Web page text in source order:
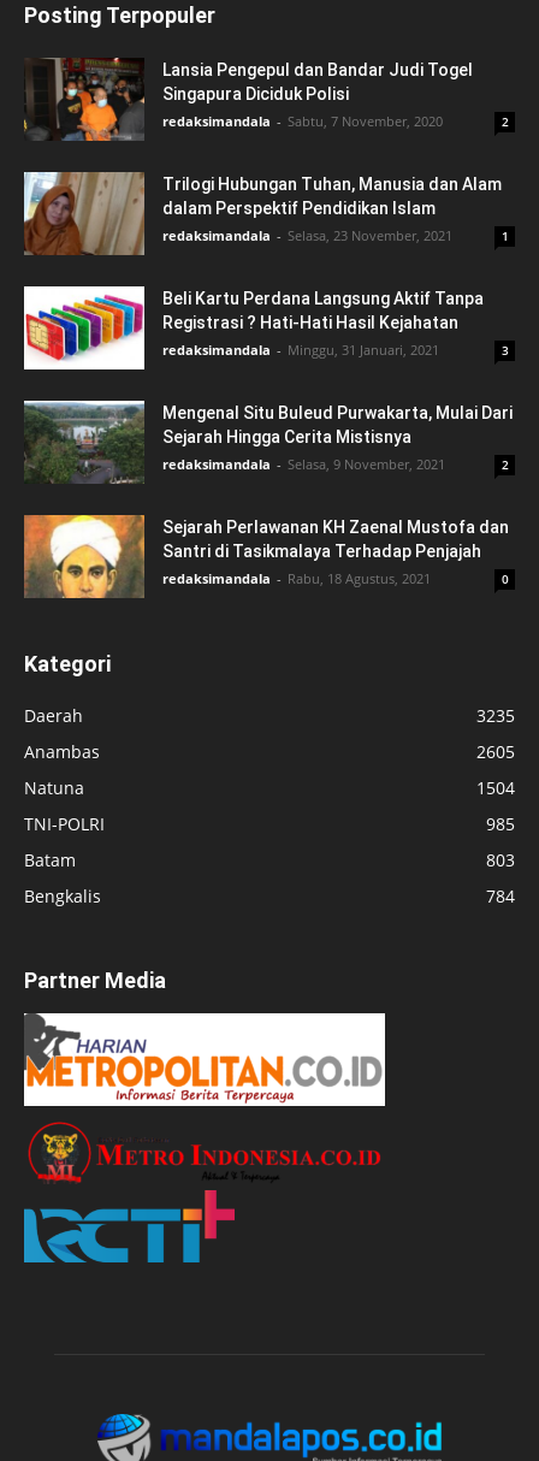
Posting Terpopuler
Lansia Pengepul dan Bandar Judi Togel
Singapura Diciduk Polisi
redaksimandala - Sabtu, 7 November, 2020 2
Trilogi Hubungan Tuhan, Manusia dan Alam
dalam Perspektif Pendidikan Islam
redaksimandala - Selasa, 23 November, 2021 1
Beli Kartu Perdana Langsung Aktif Tanpa
Registrasi ? Hati-Hati Hasil Kejahatan
redaksimandala - Minggu, 31 Januari, 2021 3
Mengenal Situ Buleud Purwakarta, Mulai Dari
Sejarah Hingga Cerita Mistisnya
redaksimandala - Selasa, 9 November, 2021 2
Sejarah Perlawanan KH Zaenal Mustofa dan
Santri di Tasikmalaya Terhadap Penjajah
redaksimandala - Rabu, 18 Agustus, 2021 0
Kategori
Daerah
3235
Anambas
2605
Natuna
1504
TNI-POLRI
985
Batam
803
Bengkalis
784
Partner Media